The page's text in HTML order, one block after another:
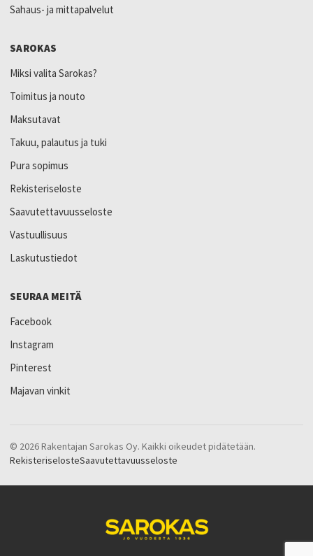
Sahaus- ja mittapalvelut
SAROKAS
Miksi valita Sarokas?
Toimitus ja nouto
Maksutavat
Takuu, palautus ja tuki
Pura sopimus
Rekisteriseloste
Saavutettavuusseloste
Vastuullisuus
Laskutustiedot
SEURAA MEITÄ
Facebook
Instagram
Pinterest
Majavan vinkit
© 2026 Rakentajan Sarokas Oy. Kaikki oikeudet pidätetään.
RekisteriselosteSaavutettavuusseloste